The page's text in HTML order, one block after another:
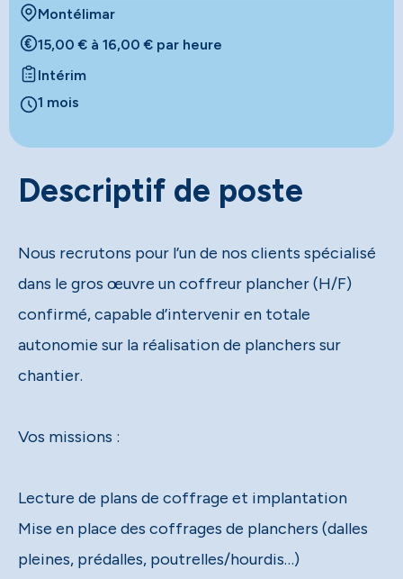
Montélimar
15,00 € à 16,00 € par heure
Intérim
1 mois
Descriptif de poste
Nous recrutons pour l’un de nos clients spécialisé
dans le gros œuvre un coffreur plancher (H/F)
confirmé, capable d’intervenir en totale
autonomie sur la réalisation de planchers sur
chantier.
Vos missions :
Lecture de plans de coffrage et implantation
Mise en place des coffrages de planchers (dalles
pleines, prédalles, poutrelles/hourdis…)